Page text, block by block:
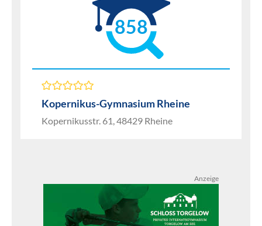
858
Kopernikus-Gymnasium Rheine
Kopernikusstr. 61, 48429 Rheine
Anzeige